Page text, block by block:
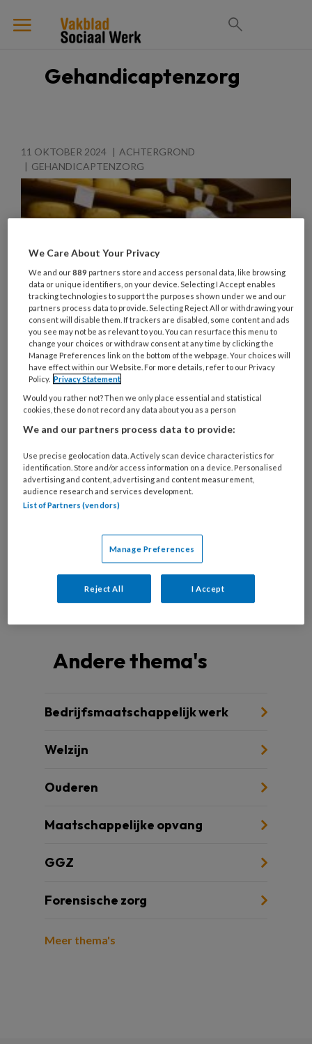
Gehandicaptenzorg
11 OKTOBER 2024
ACHTERGROND
GEHANDICAPTENZORG
Erken verschillen tussen mensen
Mensen met een ernstige verstandelijke en
meervoudige beperking behoren tot de meest
Waarom maakt sociale inclusie geen plaats voor
hen? Dwing mensen niet langer zich aan te passen
aan een norm waar ze niet aan kunnen voldoen,
Andere thema's
Bedrijfsmaatschappelijk werk
Welzijn
Ouderen
Maatschappelijke opvang
GGZ
Forensische zorg
Meer thema's
We Care About Your Privacy
We and our889 partners store and access personal data, like browsing
data or unique identifiers, on your device. Selecting I Accept enables
tracking technologies to support the purposes shown under we and our
partners process data to provide. Selecting Reject All or withdrawing your
consent will disable them. If trackers are disabled, some content and ads
you see may not be as relevant to you. You can resurface this menu to
change your choices or withdraw consent at any time by clicking the
Manage Preferences link on the bottom of the webpage. Your choices will
have effect within our Website. For more details, refer to our Privacy
Policy. Privacy Statement
Would you rather not? Then we only place essential and statistical
cookies, these do not record any data about you as a person
We and our partners process data to provide:
Use precise geolocation data. Actively scan device characteristics for
identification. Store and/or access information on a device. Personalised
advertising and content, advertising and content measurement,
audience research and services development.
List of Partners (vendors)
Manage Preferences
Reject All I Accept